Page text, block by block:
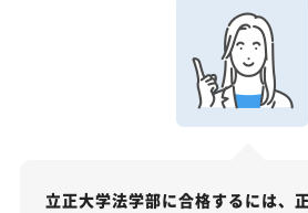
立正大学法学部に合格するには、